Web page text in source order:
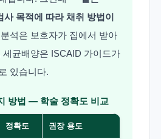
목적에 따라 채취 방법이
석은 보호자가 집에서 받아
세균배양은 ISCAID 가이드가
있습니다.
방법 — 학술 정확도 비교
정확도 권장 용도